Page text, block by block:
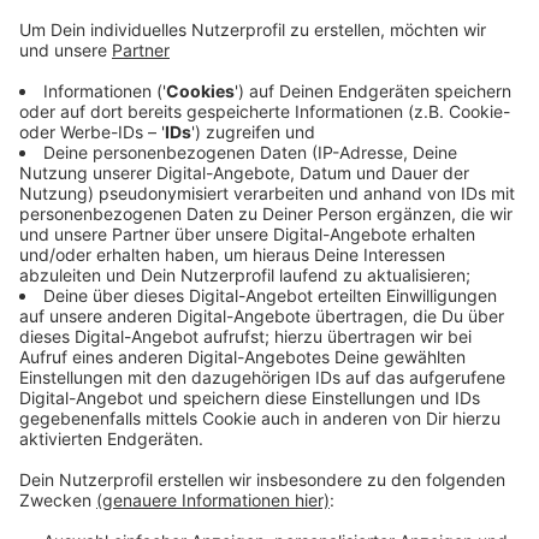
Anzeige
Ein 35-jähriger Mann aus Emmerich verlor die Kontrolle
über sein Motorrad und prallte gegen einen Zaun. Auf
dem Motorrad saß auch ein 31-Jähriger aus Emmerich.
Beide blieben unverletzt. Am Motorrad und am Zaun
entstand Sachschaden. Die Polizei stellte fest, dass
das Kennzeichen des Motorrads als verloren gemeldet
war. Der Mitfahrer fiel beim Atemtest positiv auf, beim
Fahrer wurde eine Blutprobe genommen. Die Polizei
ermittelt wegen Straßenverkehrsgefährdung.
Anzeige